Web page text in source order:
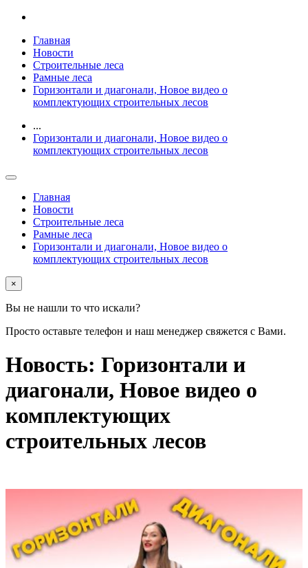
Главная
Новости
Строительные леса
Рамные леса
Горизонтали и диагонали, Новое видео о
комплектующих строительных лесов
...
Горизонтали и диагонали, Новое видео о
комплектующих строительных лесов
Главная
Новости
Строительные леса
Рамные леса
Горизонтали и диагонали, Новое видео о
комплектующих строительных лесов
×
Вы не нашли то что искали?
Просто оставьте телефон и наш менеджер свяжется с Вами.
Новость: Горизонтали и
диагонали, Новое видео о
комплектующих
строительных лесов